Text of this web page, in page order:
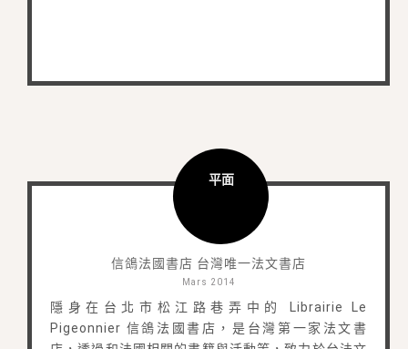
平面
信鴿法國書店 台灣唯一法文書店
Mars 2014
隱身在台北市松江路巷弄中的 Librairie Le
Pigeonnier 信鴿法國書店，是台灣第一家法文書